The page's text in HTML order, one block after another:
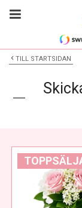
TILL STARTSIDAN